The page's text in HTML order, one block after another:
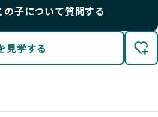
の子について質問する
見学する